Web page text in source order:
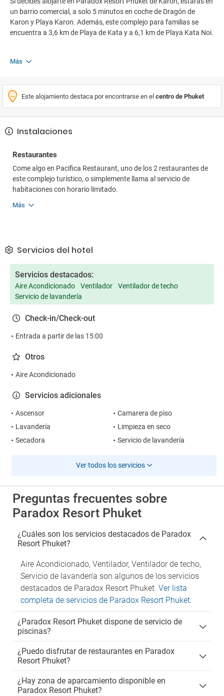
un barrio comercial, a solo 5 minutos en coche de Dragón de
Karon y Playa Karon. Además, este complejo para familias se
encuentra a 3,6 km de Playa de Kata y a 6,1 km de Playa Kata Noi.
Más
Este alojamiento destaca por encontrarse en el centro de Phuket
Instalaciones
Restaurantes
Come algo en Pacifica Restaurant, uno de los 2 restaurantes de
este complejo turístico, o simplemente llama al servicio de
habitaciones con horario limitado.
Más
Servicios del hotel
Servicios destacados:
Aire Acondicionado Ventilador
Ventilador de techo
Servicio de lavandería
Check-in/Check-out
Entrada a partir de las 15:00
Otros
Aire Acondicionado
Servicios adicionales
Ascensor
Camarera de piso
Lavandería
Limpieza en seco
Secadora
Servicio de lavandería
Ver todos los servicios
Preguntas frecuentes sobre
Paradox Resort Phuket
¿Cuáles son los servicios destacados de Paradox
Resort Phuket?
Aire Acondicionado, Ventilador, Ventilador de techo,
Servicio de lavandería son algunos de los servicios
destacados de Paradox Resort Phuket. Ver lista
completa de servicios de Paradox Resort Phuket.
¿Paradox Resort Phuket dispone de servicio de
piscinas?
¿Puedo disfrutar de restaurantes en Paradox
Resort Phuket?
¿Hay zona de aparcamiento disponible en
Paradox Resort Phuket?